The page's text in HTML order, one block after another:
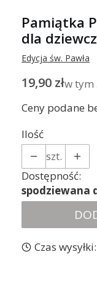
Pamiątka
dla
Edycja św. Pawła
Cena
19,90 złw tym
w tym
Ceny podane
Ilość
szt.
Dostępność:
spodziewana
Czas wysyłki: